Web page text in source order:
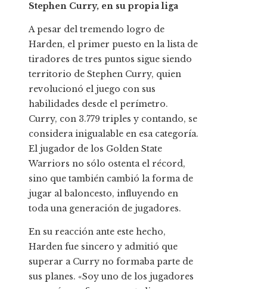
Stephen Curry, en su propia liga
A pesar del tremendo logro de
Harden, el primer puesto en la lista de
tiradores de tres puntos sigue siendo
territorio de Stephen Curry, quien
revolucionó el juego con sus
habilidades desde el perímetro.
Curry, con 3.779 triples y contando, se
considera inigualable en esa categoría.
El jugador de los Golden State
Warriors no sólo ostenta el récord,
sino que también cambió la forma de
jugar al baloncesto, influyendo en
toda una generación de jugadores.
En su reacción ante este hecho,
Harden fue sincero y admitió que
superar a Curry no formaba parte de
sus planes. «Soy uno de los jugadores